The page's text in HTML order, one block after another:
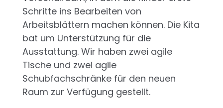
Schritte ins Bearbeiten von
Arbeitsblättern machen können. Die Kita
bat um Unterstützung für die
Ausstattung. Wir haben zwei agile
Tische und zwei agile
Schubfachschränke für den neuen
Raum zur Verfügung gestellt.